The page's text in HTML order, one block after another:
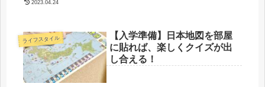
2023.04.24
ライフスタイル
【入学準備】日本地図を部屋
に貼れば、楽しくクイズが出
し合える！